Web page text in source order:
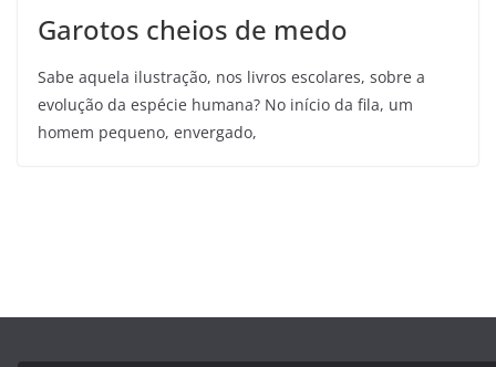
Garotos cheios de medo
Sabe aquela ilustração, nos livros escolares, sobre a
evolução da espécie humana? No início da fila, um
homem pequeno, envergado,